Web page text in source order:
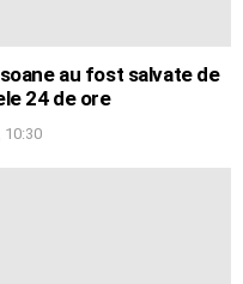
au fost salvate de
24 de ore
10:30